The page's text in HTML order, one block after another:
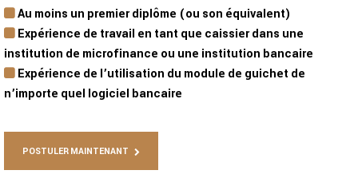
Au moins un premier diplôme (ou son équivalent)
Expérience de travail en tant que caissier dans une
institution de microfinance ou une institution bancaire
Expérience de l’utilisation du module de guichet de
n’importe quel logiciel bancaire
POSTULER MAINTENANT